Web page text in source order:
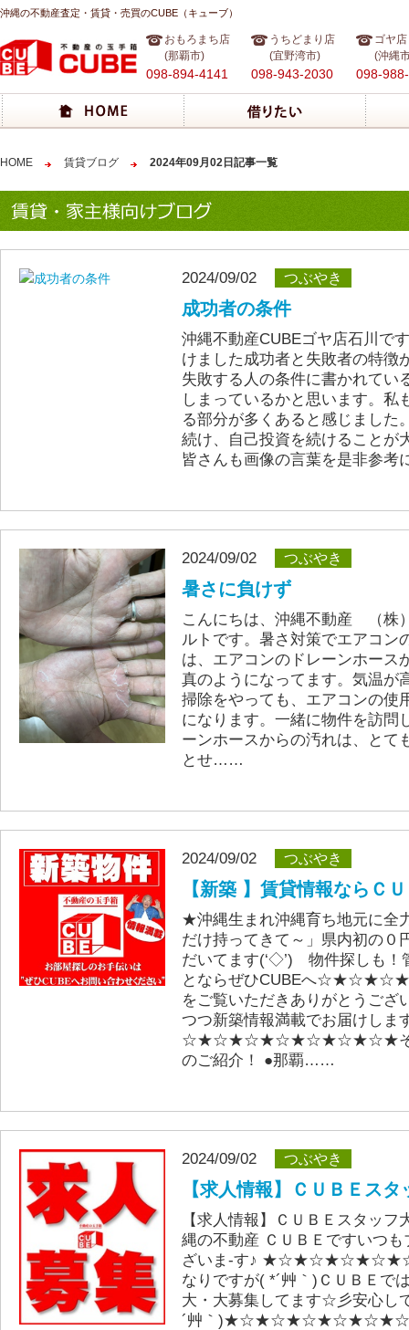
沖縄の不動産査定・賃貸・売買のCUBE（キューブ）
おもろまち店
(那覇市)
098-894-4141
うちどまり店
(宜野湾市)
098-943-2030
ゴヤ店
(沖縄
098-
HOME 賃貸ブログ 2024年09月02日記事一覧
2024/09/02 つぶやき
成功者の条件
沖縄不動産CUBEゴヤ店石川で
けました成功者と失敗者の特徴
失敗する人の条件に書かれてい
しまっているかと思います。私
る部分が多くあると感じました
続け、自己投資を続けることが
皆さんも画像の言葉を是非参
2024/09/02 つぶやき
暑さに負けず
こんにちは、沖縄不動産 （株
ルトです。暑さ対策でエアコン
は、エアコンのドレーンホース
真のようになってます。気温が
掃除をやっても、エアコンの使
になります。一緒に物件を訪問
ーンホースからの汚れは、とて
とせ……
2024/09/02 つぶやき
【新築 】賃貸情報ならＣ
★沖縄生まれ沖縄育ち地元に全
だけ持ってきて～」県内初の０
だいてます(‘◇’)ゞ物件探しも
とならぜひCUBEへ
をご覧いただきありがとうござ
つつ新築情報満載でお届けしま
☆★☆★☆★☆★☆★☆★☆★それで
のご紹介！ ●那覇……
2024/09/02 つぶやき
【求人情報】ＣＵＢＥス
【求人情報】ＣＵＢＥスタッ
縄の不動産 ＣＵＢＥですいつ
ざいま-す♪
なりですが( *´艸｀)ＣＵＢＥで
大・大募集してます☆彡安心し
´艸｀